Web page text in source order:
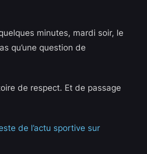
minutes, mardi soir, le
qu’une question de
de respect. Et de passage
de l’actu sportive sur